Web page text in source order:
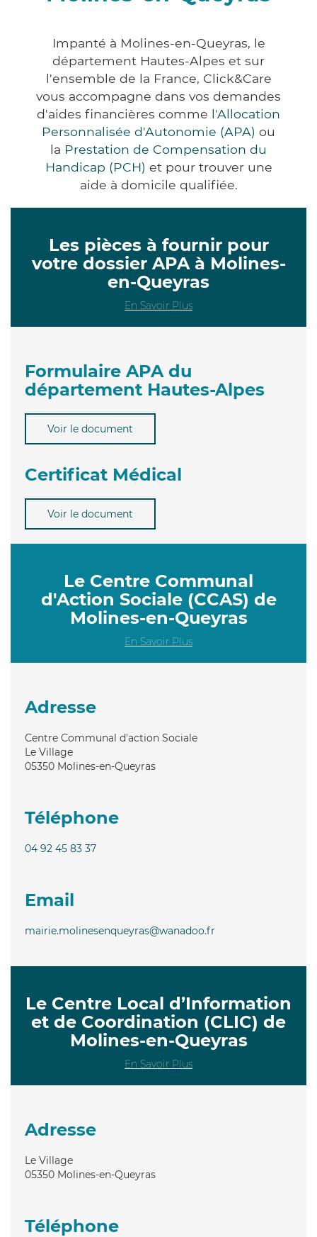
Impanté à Molines-en-Queyras, le
département Hautes-Alpes et sur
l'ensemble de la France, Click&Care
vous accompagne dans vos demandes
d'aides financières comme l'Allocation
Personnalisée d'Autonomie (APA) ou
la Prestation de Compensation du
Handicap (PCH) et pour trouver une
aide à domicile qualifiée.
Les pièces à fournir pour
votre dossier APA à Molines-
en-Queyras
En Savoir Plus
Formulaire APA du
département Hautes-Alpes
Voir le document
Certificat Médical
Voir le document
Le Centre Communal
d'Action Sociale (CCAS) de
Molines-en-Queyras
En Savoir Plus
Adresse
Centre Communal d'action Sociale
Le Village
05350 Molines-en-Queyras
Téléphone
04 92 45 83 37
Email
mairie.molinesenqueyras@wanadoo.fr
Le Centre Local d’Information
et de Coordination (CLIC) de
Molines-en-Queyras
En Savoir Plus
Adresse
Le Village
05350 Molines-en-Queyras
Téléphone